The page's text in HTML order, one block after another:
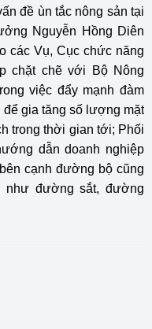
đề ùn tắc nông sản tại
Nguyễn Hồng Diên
các Vụ, Cục chức năng
chặt chẽ với Bộ Nông
việc đẩy mạnh đàm
gia tăng số lượng mặt
trong thời gian tới; Phối
dẫn doanh nghiệp
cạnh đường bộ cũng
như đường sắt, đường